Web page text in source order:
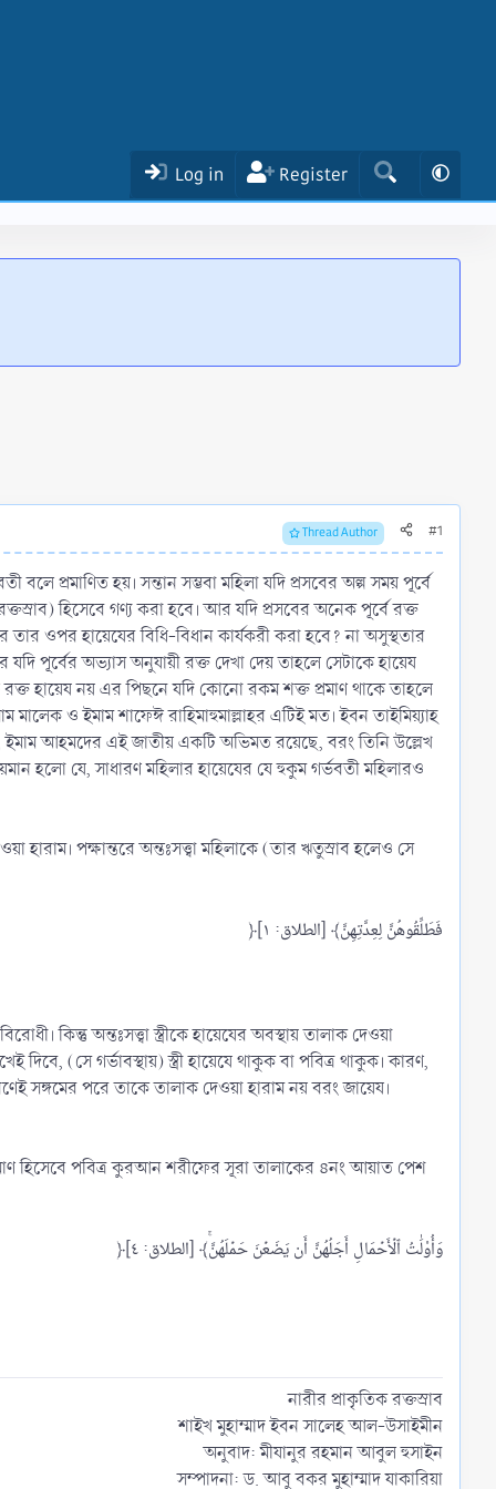
Log in Register
Thread Author #1
প্রমাণিত হয়। সন্তান সম্ভবা মহিলা যদি প্রসবের অল্প সময় পূর্বে
হিসেবে গণ্য করা হবে। আর যদি প্রসবের অনেক পূর্বে রক্ত
তার ওপর হায়েযের বিধি-বিধান কার্যকরী করা হবে? না অসুস্থতার
পূর্বের অভ্যাস অনুযায়ী রক্ত দেখা দেয় তাহলে সেটাকে হায়েয
রক্ত হায়েয নয় এর পিছনে যদি কোনো রকম শক্ত প্রমাণ থাকে তাহলে
ও ইমাম শাফেঈ রাহিমাহুমাল্লাহর এটিই মত। ইবন তাইমিয়্যাহ
ইমাম আহমদের এই জাতীয় একটি অভিমত রয়েছে, বরং তিনি উল্লেখ
হলো যে, সাধারণ মহিলার হায়েযের যে হুকুম গর্ভবতী মহিলারও
পক্ষান্তরে অন্তঃসত্ত্বা মহিলাকে (তার ঋতুস্রাব হলেও সে
কিন্তু অন্তঃসত্ত্বা স্ত্রীকে হায়েযের অবস্থায় তালাক দেওয়া
(সে গর্ভাবস্থায়) স্ত্রী হায়েযে থাকুক বা পবিত্র থাকুক। কারণ,
সঙ্গমের পরে তাকে তালাক দেওয়া হারাম নয় বরং জায়েয।
হিসেবে পবিত্র কুরআন শরীফের সূরা তালাকের ৪নং আয়াত পেশ
নারীর প্রাকৃতিক রক্তস্রাব
শাইখ মুহাম্মাদ ইবন সালেহ আল-উসাইমীন
অনুবাদ: মীযানুর রহমান আবুল হুসাইন
সম্পাদনা: ড. আবু বকর মুহাম্মাদ যাকারিয়া​